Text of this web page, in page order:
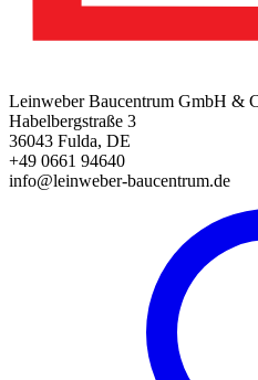
Leinweber Baucentrum GmbH &
Habelbergstraße 3
36043 Fulda, DE
+49 0661 94640
info@leinweber-baucentrum.de